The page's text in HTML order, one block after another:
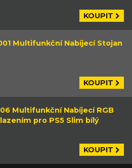
KOUPIT
Multifunkční Nabíjecí Stojan
KOUPIT
Multifunkční Nabíjecí RGB
pro PS5 Slim bílý
KOUPIT